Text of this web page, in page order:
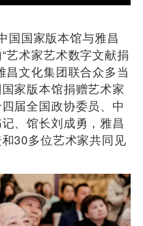
国国家版本馆与雅昌
艺术家艺术数字文献捐
昌文化集团联合众多当
家版本馆捐赠艺术家
届全国政协委员、中
、馆长刘成勇，雅昌
30多位艺术家共同见